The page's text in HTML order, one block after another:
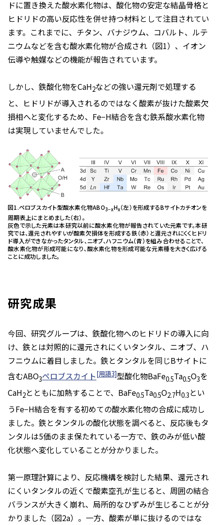
ドに置き換えた酸水素化物は、酸化物の安定な結晶骨格と
ヒドリドの高い反応性を併せ持つ材料として注目されてい
ます。これまでに、チタン、バナジウム、コバルト、ルテ
ニウムなどを含む酸水素化物が合成され（図1）、イオン
伝導や触媒などの機能が報告されています。
しかし、鉄酸化物をCaH2などの強い還元剤で処理する
と、ヒドリドが導入されるのではなく酸素が抜けた酸素欠
損相へと変化するため、Fe−H結合を含む鉄系酸水素化物
は実現していませんでした。
図1.ペロブスカイト型酸水素化物ABO3−xHx（左）を形成するBサイトカチオンを
周期表上にまとめました（右）。
灰色で示した元素は本研究以前に酸水素化物が報告されていた元素です。本研
究では、還元されやすいが酸素欠損体を形成する鉄（赤）と還元されにくくヒドリ
ド導入ができなかったタンタル、ニオブ、ハフニウム（青）を組み合わせることで、
酸水素化物が形成可能になり、酸水素化物を形成可能な元素種を大きく広げる
ことに成功しました。
研究成果
今回、研究グループは、鉄酸化物へのヒドリドの導入に向
け、鉄とは対照的に還元されにくいタンタル、ニオブ、ハ
フニウムに着目しました。鉄とタンタルを同じBサイトに
含むABO3ペロブスカイト[用語3]型酸化物BaFe0.5Ta0.5O3を
CaH2とともに加熱することで、BaFe0.5Ta0.5O2.7H0.3 とい
うFe−H結合を有する初めての酸水素化物の合成に成功し
ました。鉄とタンタルの酸化状態を調べると、反応後もタ
ンタルは5価のまま保たれている一方で、鉄のみが低い酸
化状態へ変化していることが分かりました。
第一原理計算により、反応機構を検討した結果、還元され
にくいタンタルの近くで酸素空孔が生じると、周囲の結合
バランスが大きく崩れ、局所的なひずみが生じることが分
かりました（図2a）。一方、酸素が単に抜けるのではな